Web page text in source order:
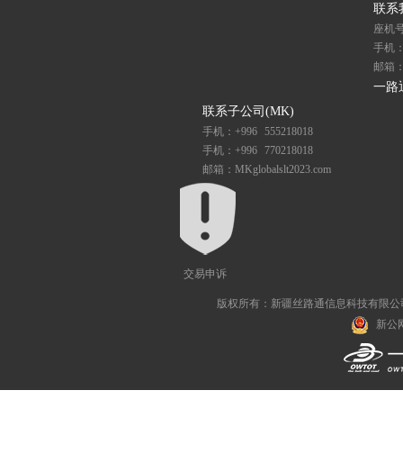
联系
座机
手机
邮箱
一路
联系子公司(MK)
手机：+996 555218018
手机：+996 770218018
邮箱：MKglobalslt2023.com
交易申诉
版权所有：新疆丝路通信息科技有限
新公